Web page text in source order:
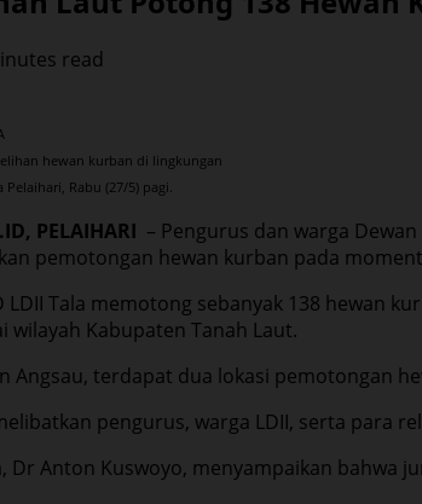
read
hewan kurban di lingkungan
Pelaihari, Rabu (27/5) pagi.
PELAIHARI – Pengurus dan warga
pemotongan hewan kurban pada
LDII Tala memotong sebanyak 138 hewan
wilayah Kabupaten Tanah Laut.
Angsau, terdapat dua lokasi pemotongan
pengurus, warga LDII, serta para
Dr Anton Kuswoyo, menyampaikan